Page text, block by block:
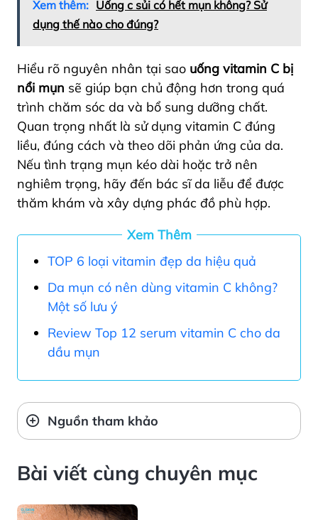
Xem thêm: Uống c sủi có hết mụn không? Sử
dụng thế nào cho đúng?
Hiểu rõ nguyên nhân tại sao uống vitamin C bị
nổi mụn sẽ giúp bạn chủ động hơn trong quá
trình chăm sóc da và bổ sung dưỡng chất.
Quan trọng nhất là sử dụng vitamin C đúng
liều, đúng cách và theo dõi phản ứng của da.
Nếu tình trạng mụn kéo dài hoặc trở nên
nghiêm trọng, hãy đến bác sĩ da liễu để được
thăm khám và xây dựng phác đồ phù hợp.
Xem Thêm
TOP 6 loại vitamin đẹp da hiệu quả
Da mụn có nên dùng vitamin C không?
Một số lưu ý
Review Top 12 serum vitamin C cho da
dầu mụn
Nguồn tham khảo
Bài viết cùng chuyên mục